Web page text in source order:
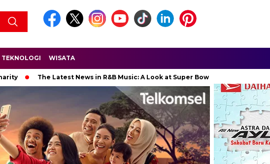
TEKNOLOGI WISATA
The Latest News in R&B Music: A Look at Super Bowl Performances, New